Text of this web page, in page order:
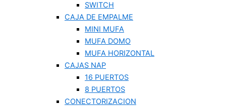
SWITCH
CAJA DE EMPALME
MINI MUFA
MUFA DOMO
MUFA HORIZONTAL
CAJAS NAP
16 PUERTOS
8 PUERTOS
CONECTORIZACION